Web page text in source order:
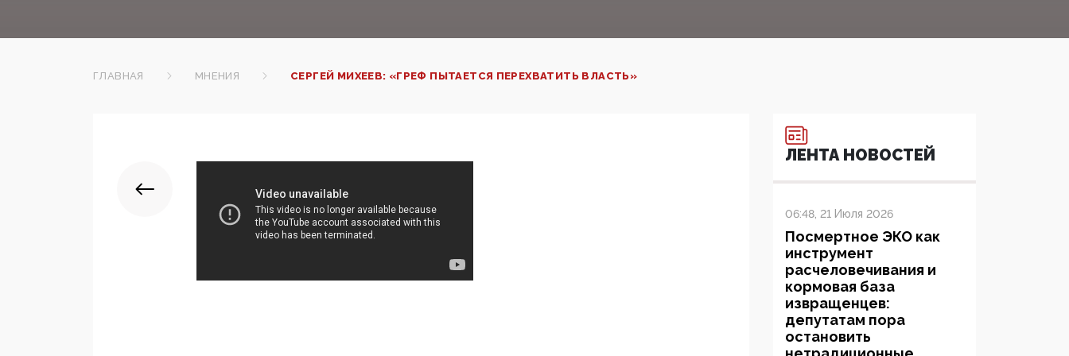
ГЛАВНАЯ МНЕНИЯ СЕРГЕЙ МИХЕЕВ: «ГРЕФ ПЫТАЕТСЯ ПЕРЕХВАТИТЬ ВЛАСТЬ»
ЛЕНТА НОВОСТЕЙ
06:48, 21 Июля 2026
Посмертное ЭКО как
инструмент
расчеловечивания и
кормовая база
извращенцев:
депутатам пора
остановить